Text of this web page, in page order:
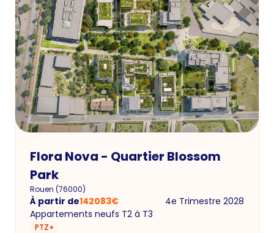
Flora Nova - Quartier Blossom
Park
Rouen (76000)
À partir de142083€
4e Trimestre 2028
Appartements neufs T2 à T3
PTZ+